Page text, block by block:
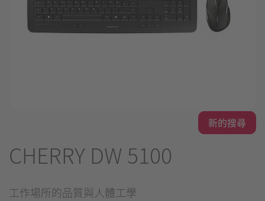
新的搜尋
CHERRY DW 5100
工作場所的品質與人體工學